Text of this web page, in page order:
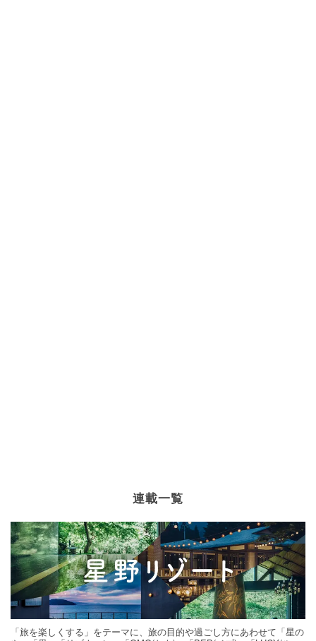
連載一覧
「旅を楽しくする」をテーマに、旅の目的や過ごし方にあわせて「星の